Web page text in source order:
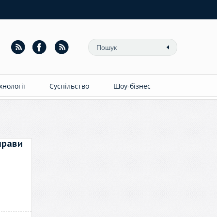
Суспільство Шоу-бізнес